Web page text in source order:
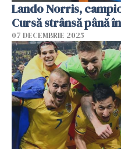
Lando Norris,
Cursă strânsă până
07 DECEMBRIE 2025